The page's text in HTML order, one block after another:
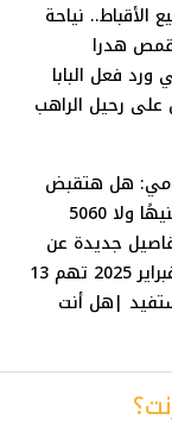
الأقباط.. نياحة
هدرا
ورد فعل البابا
رحيل الراهب
هل هتقبض
11,592 جنيهًا ولا 5060
جديدة عن
معاشات فبراير 2025 تهم 13
|هل أنت